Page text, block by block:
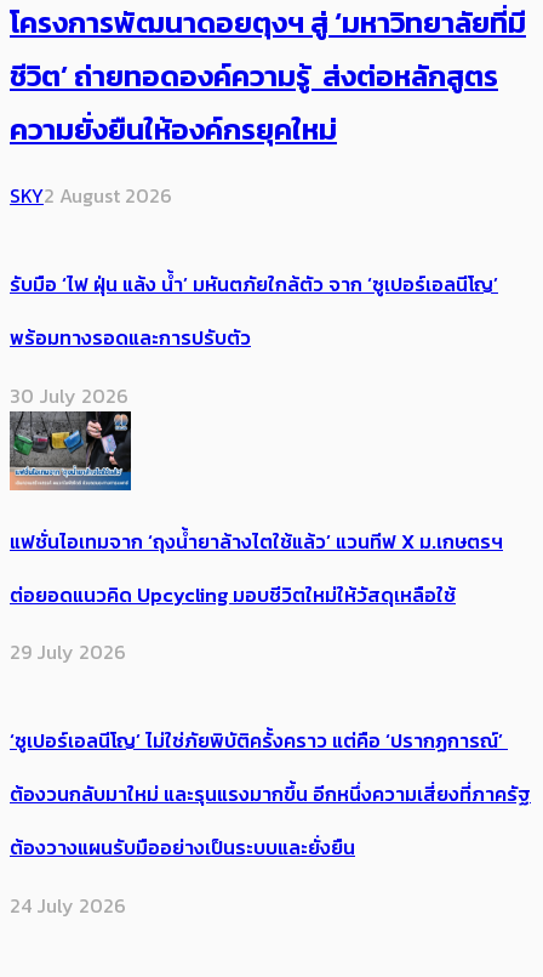
โครงการพัฒนาดอยตุงฯ สู่ ‘มหาวิทยาลัยที่มี
ชีวิต’ ถ่ายทอดองค์ความรู้ ส่งต่อหลักสูตร
ความยั่งยืนให้องค์กรยุคใหม่
SKY2 August 2026
รับมือ ‘ไฟ ฝุ่น แล้ง น้ำ’ มหันตภัยใกล้ตัว จาก ‘ซูเปอร์เอลนีโญ’
พร้อมทางรอดและการปรับตัว
30 July 2026
แฟชั่นไอเทมจาก ‘ถุงน้ำยาล้างไตใช้แล้ว’ แวนทีฟ X ม.เกษตรฯ
ต่อยอดแนวคิด Upcycling มอบชีวิตใหม่ให้วัสดุเหลือใช้
29 July 2026
‘ซูเปอร์เอลนีโญ’ ไม่ใช่ภัยพิบัติครั้งคราว แต่คือ ‘ปรากฏการณ์’ ​
ต้อง​วนกลับมาใหม่ และรุนแรงมากขึ้น อีกหนึ่งความเสี่ยงที่ภาครัฐ
ต้องวางแผนรับมืออย่างเป็นระบบและยั่งยืน
24 July 2026